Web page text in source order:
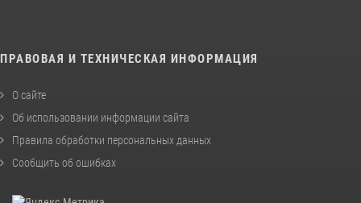
ПРАВОВАЯ И ТЕХНИЧЕСКАЯ ИНФОРМАЦИЯ
О сайте
Об использовании информации сайта
Правила обработки персональных данных
Сообщить об ошибках